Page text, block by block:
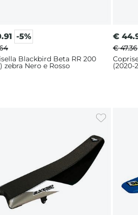
-5%
Blackbird Beta RR 200
zebra Nero e Rosso
€
€ 47.36
(2020-